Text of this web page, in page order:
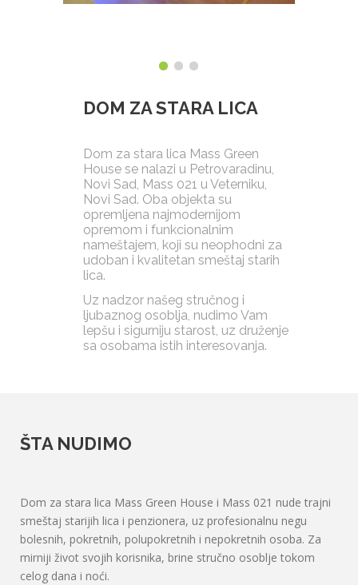
DOM ZA STARA LICA
Dom za stara lica Mass Green
House se nalazi u Petrovaradinu,
Novi Sad, Mass 021 u Veterniku,
Novi Sad. Oba objekta su
opremljena najmodernijom
opremom i funkcionalnim
nameštajem, koji su neophodni za
udoban i kvalitetan smeštaj starih
lica.
Uz nadzor našeg stručnog i
ljubaznog osoblja, nudimo Vam
lepšu i sigurniju starost, uz druženje
sa osobama istih interesovanja.
ŠTA NUDIMO
Dom za stara lica Mass Green House i Mass 021 nude trajni
smeštaj starijih lica i penzionera, uz profesionalnu negu
bolesnih, pokretnih, polupokretnih i nepokretnih osoba. Za
mirniji život svojih korisnika, brine stručno osoblje tokom
celog dana i noći.